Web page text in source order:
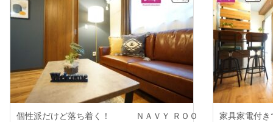
個性派だけど落ち着く！ ＮＡＶＹ ＲＯＯ
家具家電